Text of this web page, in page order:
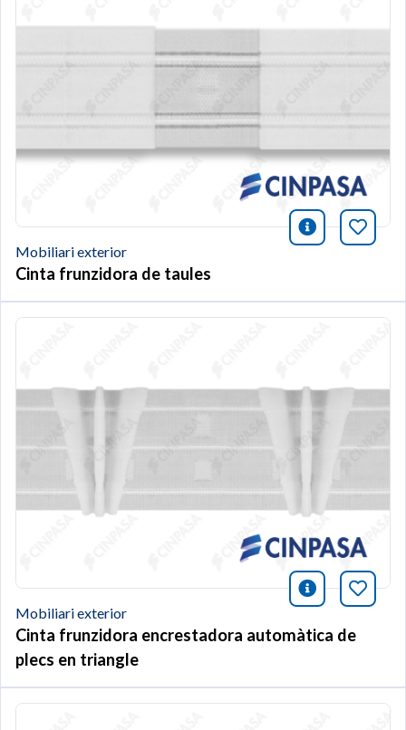
icono
Mobiliari exterior
Cinta frunzidora de taules
icono
Mobiliari exterior
Cinta frunzidora encrestadora automàtica de
plecs en triangle